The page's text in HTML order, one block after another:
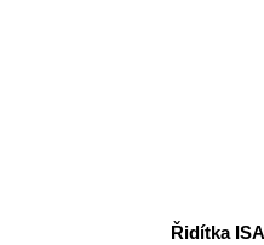
Řidítka